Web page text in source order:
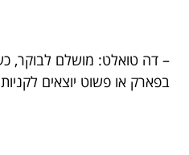
– דה טואלט: מושלם לבוקר,
בפארק או פשוט יוצאים